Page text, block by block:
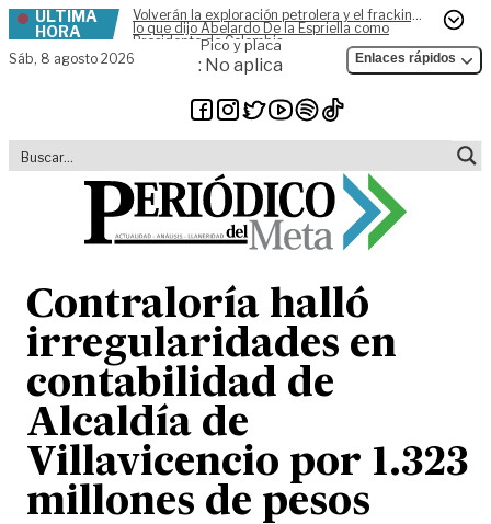
Skip to content
ÚLTIMA
HORA
Volverán la exploración petrolera y el fracking,
lo que dijo Abelardo De la Espriella como
Presidente de Colombia
Sáb, 8 agosto 2026
Pico y placa
: No aplica Enlaces rápidos
Contraloría halló
irregularidades en
contabilidad de
Alcaldía de
Villavicencio por 1.323
millones de pesos